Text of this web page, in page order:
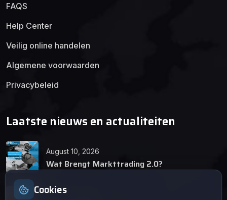
FAQS
Help Center
Veilig online handelen
Algemene voorwaarden
Privacybeleid
Laatste nieuws en actualiteiten
August 10, 2026
Wat Brengt Markttrading 2.0?
Cookies